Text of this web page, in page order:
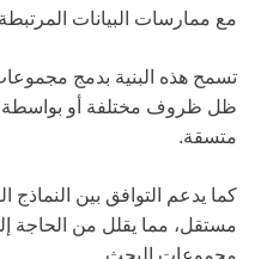
مع ممارسات البيانات
تسمح هذه البنية بدمج
ظل ظروف مختلفة أو بواسطة
متسقة.
كما يدعم التوافق بين النماذج
مستقل، مما يقلل من الحاجة
مجموعات البحث.